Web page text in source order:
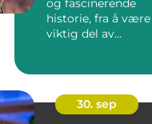
historie, fra å være
viktig del av
30. sep